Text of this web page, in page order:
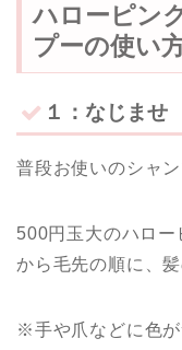
ハローピン
プーの使い
１：なじませ
普段お使いのシャ
500円玉大のハロ
から毛先の順に、
※手や爪などに色